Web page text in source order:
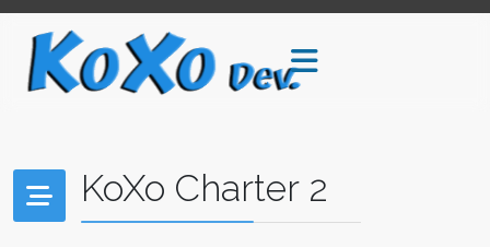
KoXo Charter 2